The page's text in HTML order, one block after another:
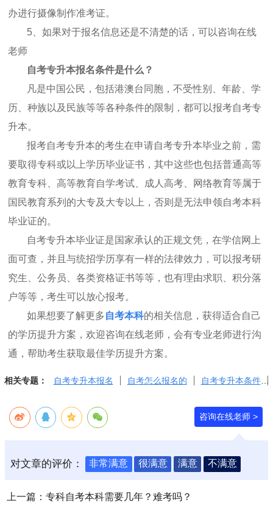
办进行摄像制作准考证。
5 、如果对于报名信息还是不清楚的话，可以咨询在线
老师
自考专升本报名条件是什么？
凡是中国公民，包括港澳台同胞，不受性别、年龄、学
历、种族以及民族等等各种条件的限制，都可以报考自考专
升本。
报考自考专升本的考生在申请自考专升本毕业之前， 需
要取得专科或以上学历毕业证书，其中这些也包括普通高等
教育专科、高等教育自学考试、成人高考、网络教育等属于
国民教育系列的大专及大专以上，否则是无法申领自考本科
毕业证的。
自考专升本毕业证是国家承认的正规文凭，在学信网上
面可查，并且与统招学历享有一样的法律效力，可以报考研
究生、公务员、各类资格证书等等，也有理由求职、积分落
户等等，考生可以放心报考。
如果想要了解更多自考本科的相关信息 ，获得适合自己
的学历提升方案，欢迎咨询在线老师，会有专业老师进行沟
通，帮助考生获取最佳学历提升方案。
相关专题： 自考专升本报名 自考怎么报名的 自考专升本条件
咨询在线老师 >
对文章的评价： 非常满意 很满意 满意 不满意
上一篇：专科自考本科需要几年？难考吗？